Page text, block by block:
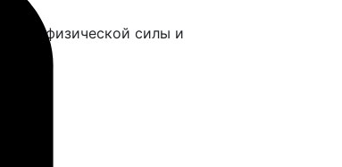
физической силы и